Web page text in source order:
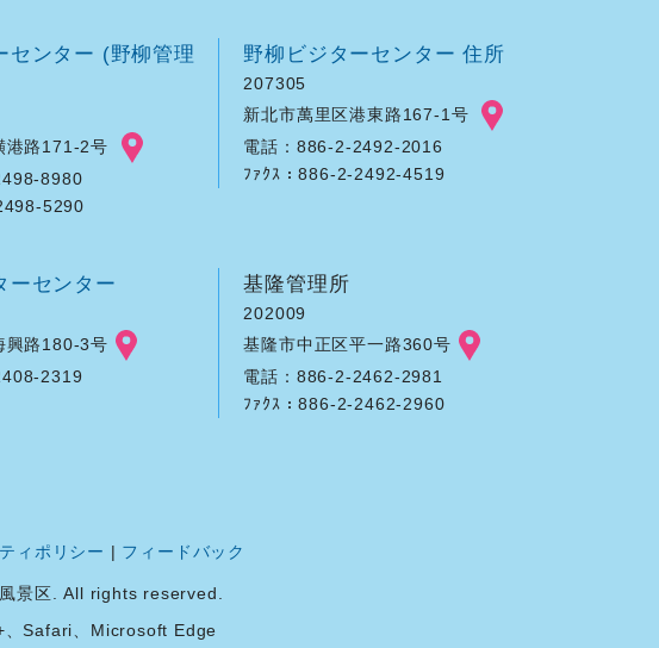
センター (野柳管理
港路171-2号
8980
5290
野柳ビジターセンター 住所
207305
新北市萬里区港東路167-1号
電話：886-2-2492-2016
ﾌｧｸｽ：886-2-2492-4519
ーセンター
興路180-3号
2319
基隆管理所
202009
基隆市中正区平一路360号
電話：886-2-2462-2981
ﾌｧｸｽ：886-2-2462-2960
ィポリシー | フィードバック
景区. All rights reserved.
Safari、Microsoft Edge